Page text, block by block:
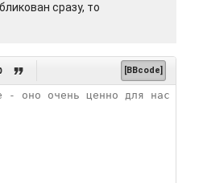
сразу, то
 [BBcode]